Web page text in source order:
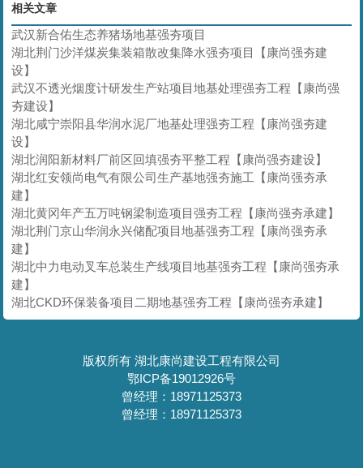
相关文章
武汉新合佑生态养猪场地基强夯项目
湖北荆门沙洋煤炭集装箱散改集降水强夯项目【康尚强夯建
设】
武汉不透光烟度计研发生产站项目地基处理强夯工程【康尚强
夯建设】
湖北咸宁崇阳县华润水泥厂地基处理强夯工程【康尚强夯建
设】
湖北润阳新材料厂前区回填强夯平整工程【康尚强夯建设】
湖北红安领尚电气有限公司生产基地强夯施工【康尚强夯承
建】
湖北黄冈年产五万吨钢梁制造项目强夯工程【康尚强夯承建】
湖北荆门京山华润永兴储配项目地基强夯工程【康尚强夯承
建】
湖北中力电动叉车总装生产线项目地基强夯工程【康尚强夯承
建】
湖北CKD环保装备项目二期地基强夯工程【康尚强夯承建】
版权所有 湖北康尚建设工程有限公司
鄂ICP备19012926号
曾经理：18971125373
曾经理：18971125373